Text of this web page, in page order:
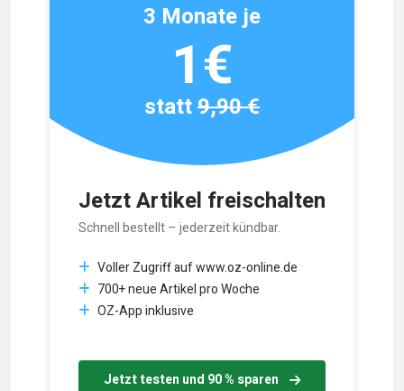
Jetzt Artikel freischalten
Schnell bestellt – jederzeit kündbar.
Voller Zugriff auf www.oz-online.de
700+ neue Artikel pro Woche
OZ-App inklusive
Jetzt testen und 90 % sparen
3 Monate je
1€
statt9,90 €